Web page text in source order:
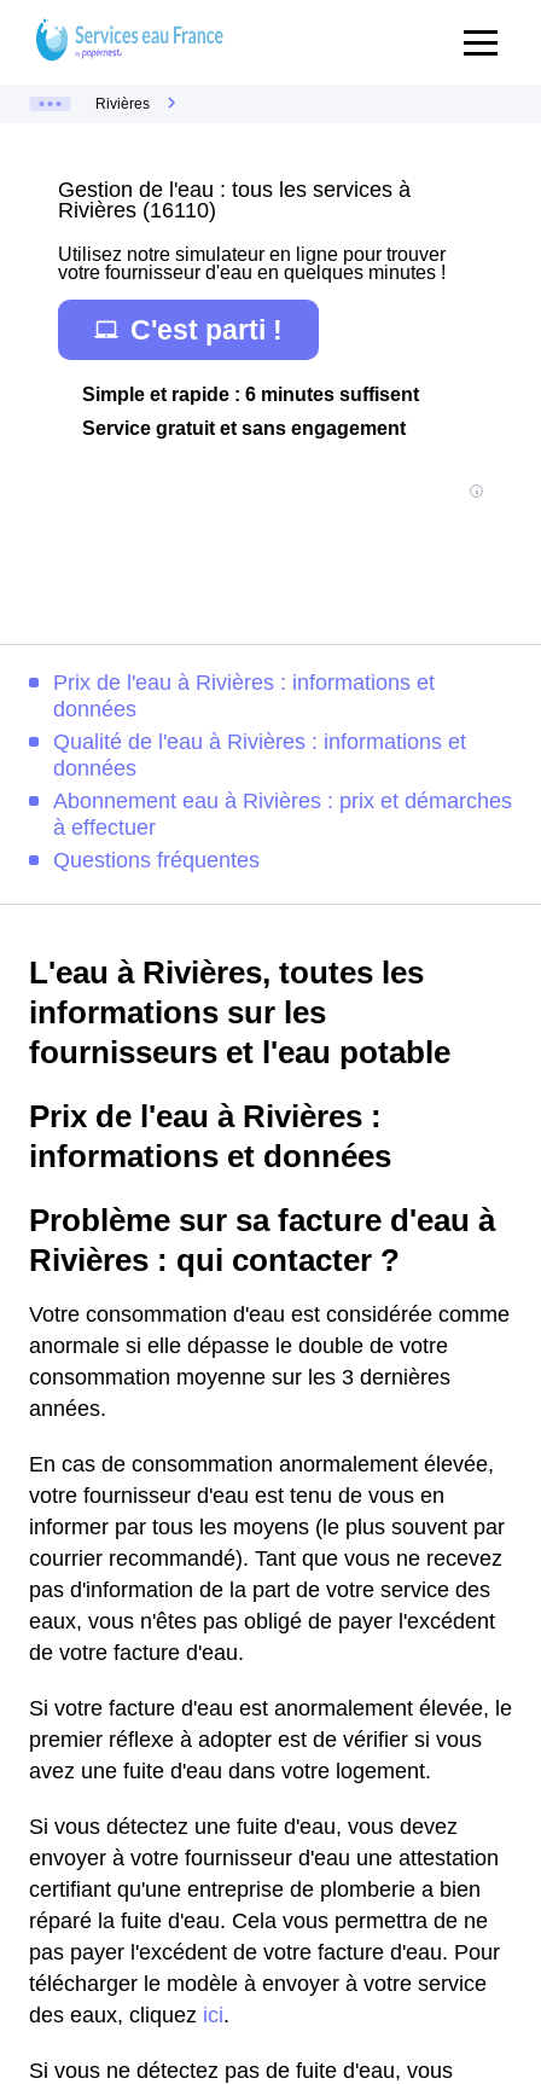
Rivières
Gestion de l'eau : tous les services à
Rivières (16110)
Utilisez notre simulateur en ligne pour trouver
votre fournisseur d'eau en quelques minutes !
C'est parti !
Simple et rapide : 6 minutes suffisent
Service gratuit et sans engagement
Prix de l'eau à Rivières : informations et
données
Qualité de l'eau à Rivières : informations et
données
Abonnement eau à Rivières : prix et démarches
à effectuer
Questions fréquentes
L'eau à Rivières, toutes les
informations sur les
fournisseurs et l'eau potable
Prix de l'eau à Rivières :
informations et données
Problème sur sa facture d'eau à
Rivières : qui contacter ?
Votre consommation d'eau est considérée comme
anormale si elle dépasse le double de votre
consommation moyenne sur les 3 dernières
années.
En cas de consommation anormalement élevée,
votre fournisseur d'eau est tenu de vous en
informer par tous les moyens (le plus souvent par
courrier recommandé). Tant que vous ne recevez
pas d'information de la part de votre service des
eaux, vous n'êtes pas obligé de payer l'excédent
de votre facture d'eau.
Si votre facture d'eau est anormalement élevée, le
premier réflexe à adopter est de vérifier si vous
avez une fuite d'eau dans votre logement.
Si vous détectez une fuite d'eau, vous devez
envoyer à votre fournisseur d'eau une attestation
certifiant qu'une entreprise de plomberie a bien
réparé la fuite d'eau. Cela vous permettra de ne
pas payer l'excédent de votre facture d'eau. Pour
télécharger le modèle à envoyer à votre service
des eaux, cliquez ici.
Si vous ne détectez pas de fuite d'eau, vous